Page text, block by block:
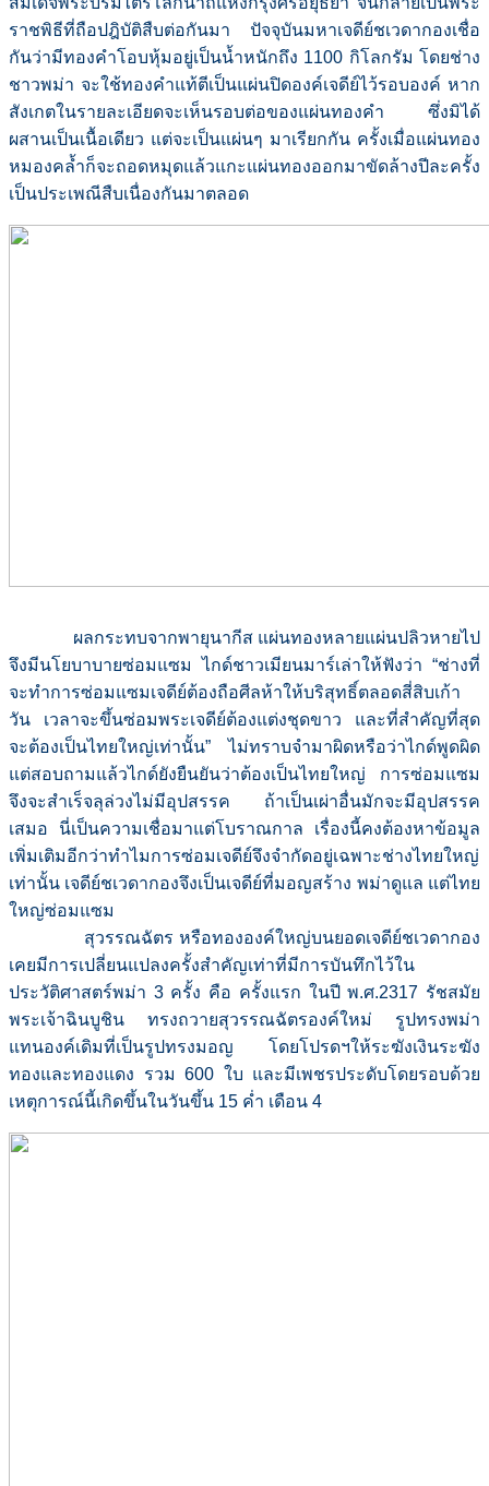
ราชพิธีที่ถือปฎิบัติสืบต่อกันมา ปัจจุบันมหาเจดีย์ชเวดากองเชื่อ
กันว่ามีทองคำโอบหุ้มอยู่เป็นน้ำหนักถึง 1100 กิโลกรัม โดยช่าง
ชาวพม่า จะใช้ทองคำแท้ตีเป็นแผ่นปิดองค์เจดีย์ไว้รอบองค์ หาก
สังเกตในรายละเอียดจะเห็นรอบต่อของแผ่นทองคำ ซึ่งมิได้
ผสานเป็นเนื้อเดียว แต่จะเป็นแผ่นๆ มาเรียกกัน ครั้งเมื่อแผ่นทอง
หมองคล้ำก็จะถอดหมุดแล้วแกะแผ่นทองออกมาขัดล้างปีละครั้ง
เป็นประเพณีสืบเนื่องกันมาตลอด
ผลกระทบจากพายุนากีส แผ่นทองหลายแผ่นปลิวหายไป
จึงมีนโยบาบายซ่อมแซม ไกด์ชาวเมียนมาร์เล่าให้ฟังว่า “ช่างที่
จะทำการซ่อมแซมเจดีย์ต้องถือศีลห้าให้บริสุทธิ์ตลอดสี่สิบเก้า
วัน เวลาจะขึ้นซ่อมพระเจดีย์ต้องแต่งชุดขาว และที่สำคัญที่สุด
จะต้องเป็นไทยใหญ่เท่านั้น” ไม่ทราบจำมาผิดหรือว่าไกด์พูดผิด
แต่สอบถามแล้วไกด์ยังยืนยันว่าต้องเป็นไทยใหญ่ การซ่อมแซม
จึงจะสำเร็จลุล่วงไม่มีอุปสรรค ถ้าเป็นเผ่าอื่นมักจะมีอุปสรรค
เสมอ นี่เป็นความเชื่อมาแต่โบราณกาล เรื่องนี้คงต้องหาข้อมูล
เพิ่มเติมอีกว่าทำไมการซ่อมเจดีย์จึงจำกัดอยู่เฉพาะช่างไทยใหญ่
เท่านั้น เจดีย์ชเวดากองจึงเป็นเจดีย์ที่มอญสร้าง พม่าดูแล แต่ไทย
ใหญ่ซ่อมแซม
สุวรรณฉัตร หรือทององค์ใหญ่บนยอดเจดีย์ชเวดากอง
เคยมีการเปลี่ยนแปลงครั้งสำคัญเท่าที่มีการบันทึกไว้ใน
ประวัติศาสตร์พม่า 3 ครั้ง คือ ครั้งแรก ในปี พ.ศ.2317 รัชสมัย
พระเจ้าฉินบูชิน ทรงถวายสุวรรณฉัตรองค์ใหม่ รูปทรงพม่า
แทนองค์เดิมที่เป็นรูปทรงมอญ โดยโปรดฯให้ระฆังเงินระฆัง
ทองและทองแดง รวม 600 ใบ และมีเพชรประดับโดยรอบด้วย
เหตุการณ์นี้เกิดขึ้นในวันขึ้น 15 ค่ำ เดือน 4